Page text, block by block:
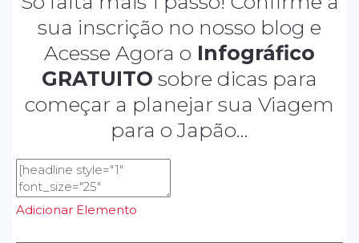
sua inscrição no nosso blog e
Acesse Agora o Infográfico
GRATUITO sobre dicas para
começar a planejar sua Viagem
para o Japão...
Adicionar Elemento